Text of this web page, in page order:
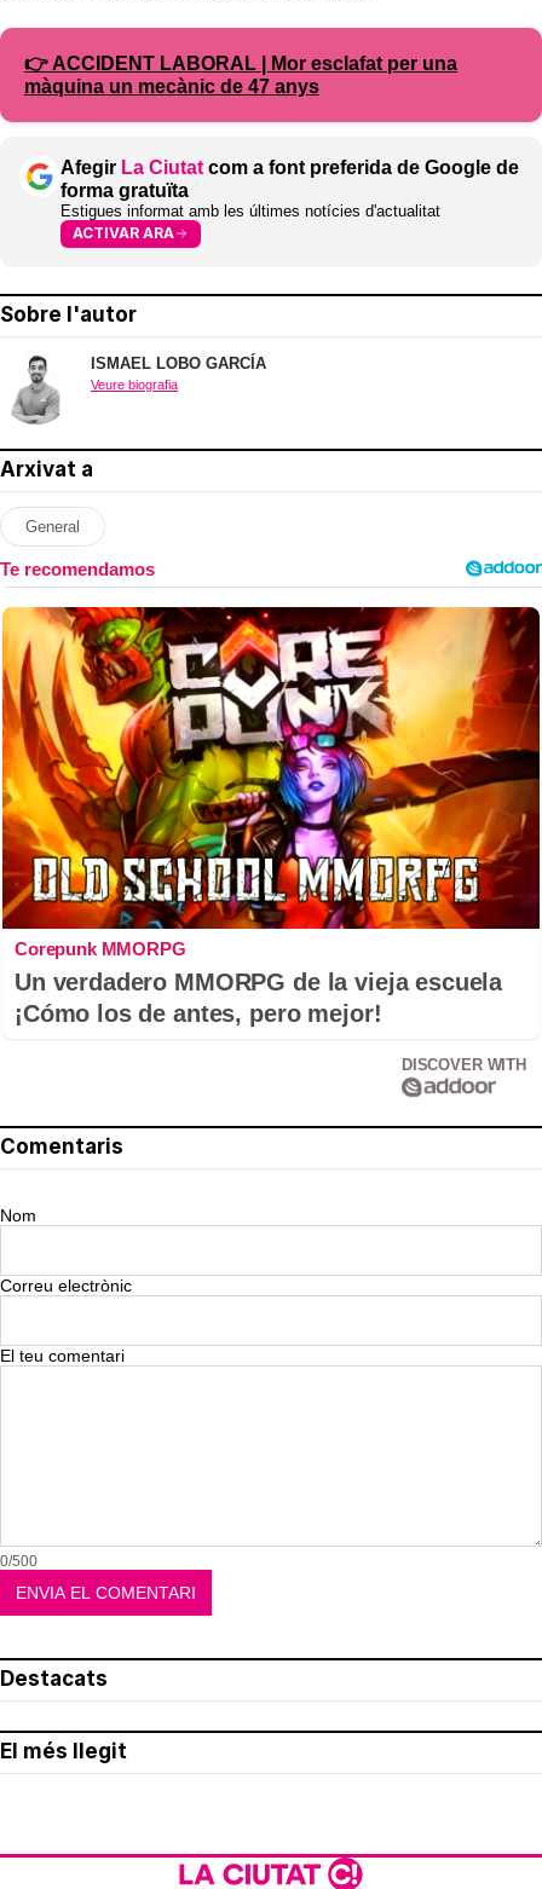
👉 ACCIDENT LABORAL | Mor esclafat per una
màquina un mecànic de 47 anys
Afegir La Ciutat com a font preferida de Google de
forma gratuïta
Estigues informat amb les últimes notícies d'actualitat
ACTIVAR ARA
Sobre l'autor
ISMAEL LOBO GARCÍA
Veure biografia
Arxivat a
General
Corepunk MMORPG
Un verdadero MMORPG de la vieja escuela
¡Cómo los de antes, pero mejor!
DISCOVER WITH
Comentaris
Nom
Correu electrònic
El teu comentari
0/500
Destacats
El més llegit